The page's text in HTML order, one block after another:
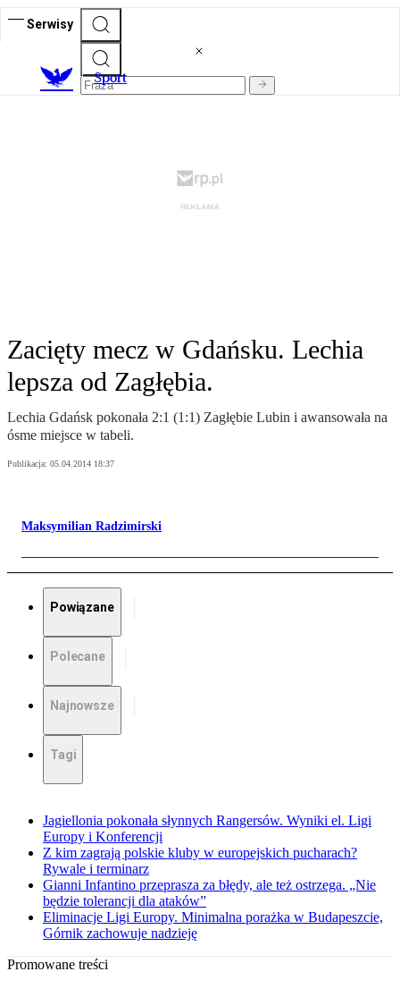
Serwisy
Sport
Zacięty mecz w Gdańsku. Lechia
lepsza od Zagłębia.
Lechia Gdańsk pokonała 2:1 (1:1) Zagłębie Lubin i awansowała na
ósme miejsce w tabeli.
Publikacja: 05.04.2014 18:37
Maksymilian Radzimirski
Powiązane
Polecane
Najnowsze
Tagi
Jagiellonia pokonała słynnych Rangersów. Wyniki el. Ligi
Europy i Konferencji
Z kim zagrają polskie kluby w europejskich pucharach?
Rywale i terminarz
Gianni Infantino przeprasza za błędy, ale też ostrzega. „Nie
będzie tolerancji dla ataków”
Eliminacje Ligi Europy. Minimalna porażka w Budapeszcie,
Górnik zachowuje nadzieję
Promowane treści